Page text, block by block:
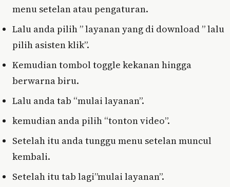
menu setelan atau pengaturan.
Lalu anda pilih ” layanan yang di download ” lalu
pilih asisten klik”.
Kemudian tombol toggle kekanan hingga
berwarna biru.
Lalu anda tab “mulai layanan”.
kemudian anda pilih “tonton video”.
Setelah itu anda tunggu menu setelan muncul
kembali.
Setelah itu tab lagi”mulai layanan”.